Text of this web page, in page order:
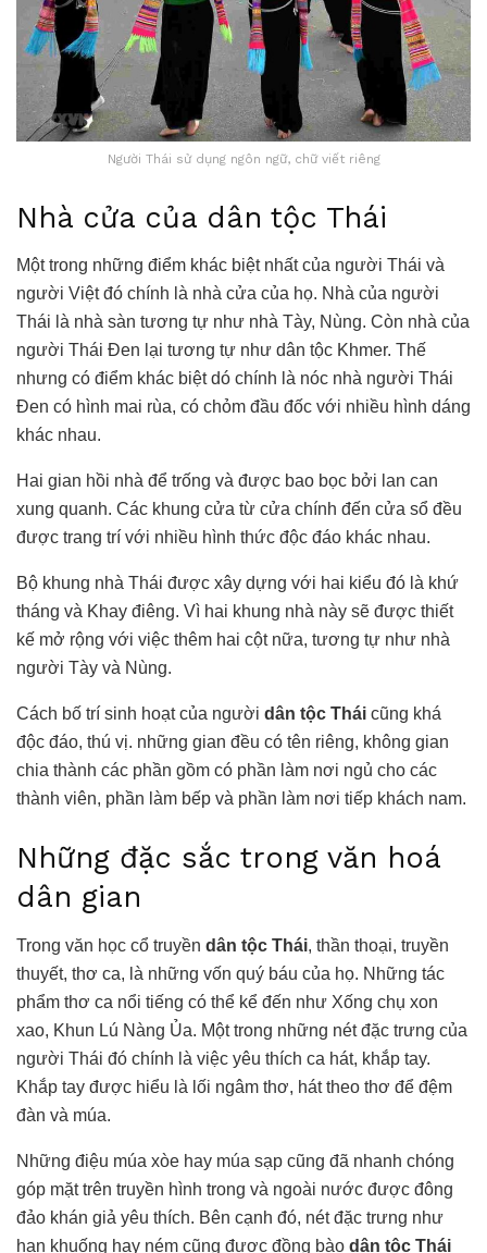
Người Thái sử dụng ngôn ngữ, chữ viết riêng
Nhà cửa của dân tộc Thái
Một trong những điểm khác biệt nhất của người Thái và
người Việt đó chính là nhà cửa của họ. Nhà của người
Thái là nhà sàn tương tự như nhà Tày, Nùng. Còn nhà của
người Thái Đen lại tương tự như dân tộc Khmer. Thế
nhưng có điểm khác biệt dó chính là nóc nhà người Thái
Đen có hình mai rùa, có chỏm đầu đốc với nhiều hình dáng
khác nhau.
Hai gian hồi nhà để trống và được bao bọc bởi lan can
xung quanh. Các khung cửa từ cửa chính đến cửa sổ đều
được trang trí với nhiều hình thức độc đáo khác nhau.
Bộ khung nhà Thái được xây dựng với hai kiểu đó là khứ
tháng và Khay điêng. Vì hai khung nhà này sẽ được thiết
kế mở rộng với việc thêm hai cột nữa, tương tự như nhà
người Tày và Nùng.
Cách bố trí sinh hoạt của người dân tộc Thái cũng khá
độc đáo, thú vị. những gian đều có tên riêng, không gian
chia thành các phần gồm có phần làm nơi ngủ cho các
thành viên, phần làm bếp và phần làm nơi tiếp khách nam.
Những đặc sắc trong văn hoá
dân gian
Trong văn học cổ truyền dân tộc Thái, thần thoại, truyền
thuyết, thơ ca, là những vốn quý báu của họ. Những tác
phẩm thơ ca nổi tiếng có thể kể đến như Xống chụ xon
xao, Khun Lú Nàng Ủa. Một trong những nét đặc trưng của
người Thái đó chính là việc yêu thích ca hát, khắp tay.
Khắp tay được hiểu là lối ngâm thơ, hát theo thơ để đệm
đàn và múa.
Những điệu múa xòe hay múa sạp cũng đã nhanh chóng
góp mặt trên truyền hình trong và ngoài nước được đông
đảo khán giả yêu thích. Bên cạnh đó, nét đặc trưng như
hạn khuống hay ném cũng được đồng bào dân tộc Thái